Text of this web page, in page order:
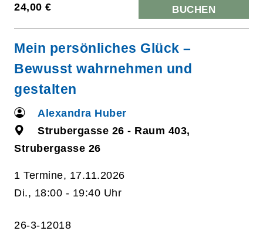
24,00 € BUCHEN
Mein persönliches Glück –
Bewusst wahrnehmen und
gestalten
Alexandra Huber
Strubergasse 26 - Raum 403,
Strubergasse 26
1 Termine, 17.11.2026
Di., 18:00 - 19:40 Uhr
26-3-12018